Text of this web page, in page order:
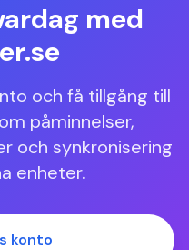
med
och få tillgång till
påminnelser,
och synkronisering
enheter.
konto